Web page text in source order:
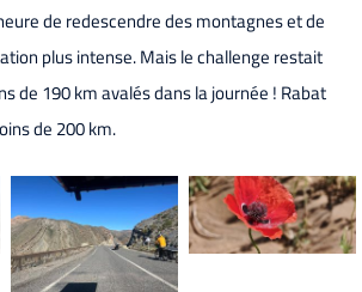
de redescendre des montagnes et de
plus intense. Mais le challenge restait
de 190 km avalés dans la journée ! Rabat
de 200 km.